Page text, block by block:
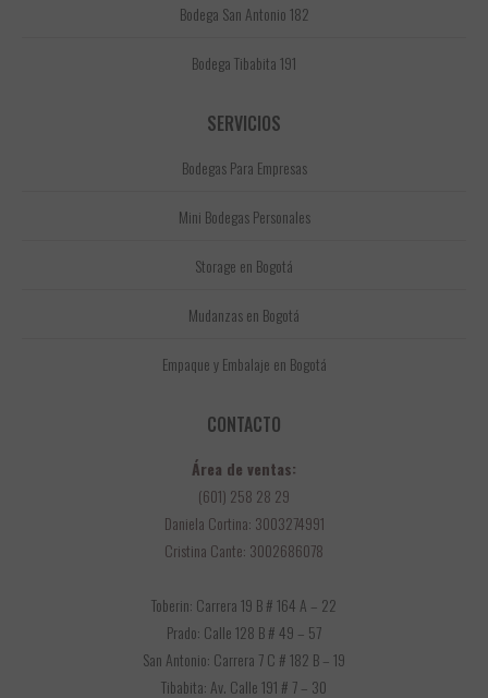
Bodega San Antonio 182
Bodega Tibabita 191
SERVICIOS
Bodegas Para Empresas
Mini Bodegas Personales
Storage en Bogotá
Mudanzas en Bogotá
Empaque y Embalaje en Bogotá
CONTACTO
Área de ventas:
(601) 258 28 29
Daniela Cortina: 3003274991
Cristina Cante: 3002686078
Toberin: Carrera 19 B # 164 A – 22
Prado: Calle 128 B # 49 – 57
San Antonio: Carrera 7 C # 182 B – 19
Tibabita: Av. Calle 191 # 7 – 30